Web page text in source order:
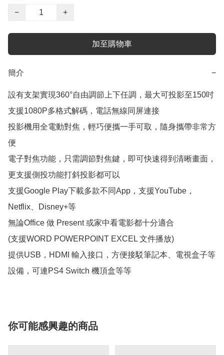
−
+
加至購物車
簡介 −
設有支架實現360°自由調節上下任調，最大可投影至150吋
支援1080P多格式解碼，電話無線同屏連接
投影機用全電動對焦，輕巧便攜一手可取，隨身攜帶非常方
便
電子對焦功能，只需調節對焦鍵，即可快速得到清晰畫面，
更支援側投功能打斜投影都可以
支援Google Play下載多款不同App，支援YouTube，
Netflix、Disney+等
無論Office 做 Present 或家中看電影都十分適合
(支援WORD POWERPOINT EXCEL 文件播放)
提供USB，HDMI 輸入接口，方便接駁筆記本、電視盒子等
你可能感興趣的商品